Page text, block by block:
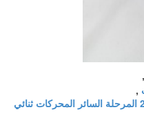
,
,
المحركات الكهربائية الصغيرة العاصمة ، 2 المرحلة السائر المحركات ثنائي